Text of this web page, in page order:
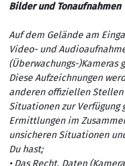
Bilder und Tonaufnahmen
Auf dem Gelände am
Video- und
(Überwachungs-)Kameras
Diese Aufzeichnungen
anderen offiziellen
Situationen zur Verfügung
Ermittlungen im
unsicheren Situationen
Du hast;
• Das Recht, Daten